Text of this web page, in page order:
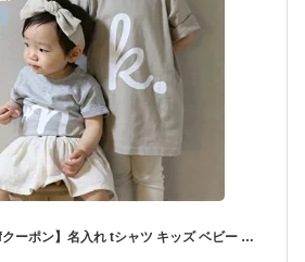
【12月4日~最大50%offクーポン】名入れ tシャツ キッズ ベビー 出産祝い 親子 コーデ ペアルック 姉妹 兄弟 お揃い 甥っ子 姪っ子 キッズ ロンパース 男の子 女の子 プレゼント 家族 リンク お揃い 誕生日 名前入り 小学生 ギフト 可愛い シンプル Babybaby